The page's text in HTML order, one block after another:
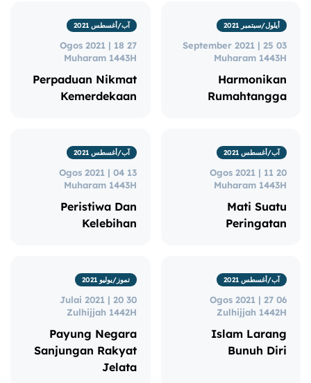
أيلول/سبتمبر 2021
03 September 2021 | 25
Muharam 1443H
Harmonikan
Rumahtangga
آب/أغسطس 2021
27 Ogos 2021 | 18
Muharam 1443H
Perpaduan Nikmat
Kemerdekaan
آب/أغسطس 2021
20 Ogos 2021 | 11
Muharam 1443H
Mati Suatu
Peringatan
آب/أغسطس 2021
13 Ogos 2021 | 04
Muharam 1443H
Peristiwa Dan
Kelebihan
آب/أغسطس 2021
06 Ogos 2021 | 27
Zulhijjah 1442H
Islam Larang
Bunuh Diri
تموز/يوليو 2021
30 Julai 2021 | 20
Zulhijjah 1442H
Payung Negara
Sanjungan Rakyat
Jelata